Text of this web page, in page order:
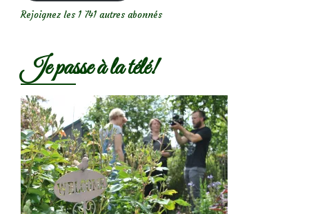
Rejoignez les 1 741 autres abonnés
Je passe à la télé!